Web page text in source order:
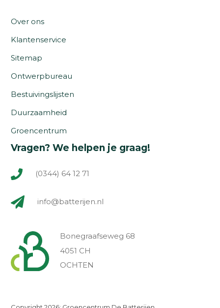
Over ons
Klantenservice
Sitemap
Ontwerpbureau
Bestuivingslijsten
Duurzaamheid
Groencentrum
Vragen? We helpen je graag!
(0344) 64 12 71
info@batterijen.nl
Bonegraafseweg 68
4051 CH
OCHTEN